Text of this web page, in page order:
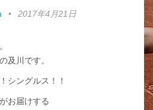
• 2017年4月21日
及川です。
シングルス！！
お届けする